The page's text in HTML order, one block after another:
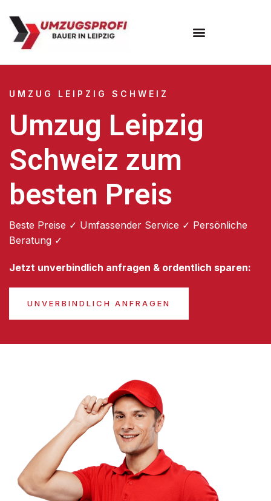
UMZUG LEIPZIG SCHWEIZ
Umzug Leipzig
Schweiz zum
besten Preis
Beste Preise ✓ Umfassender Service ✓ Persönliche
Beratung ✓
Jetzt unverbindlich anfragen & ordentlich sparen:
UNVERBINDLICH ANFRAGEN